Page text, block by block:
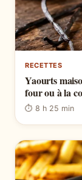
RECETTES
Yaourts
four ou à la
⏱ 8 h 25 min